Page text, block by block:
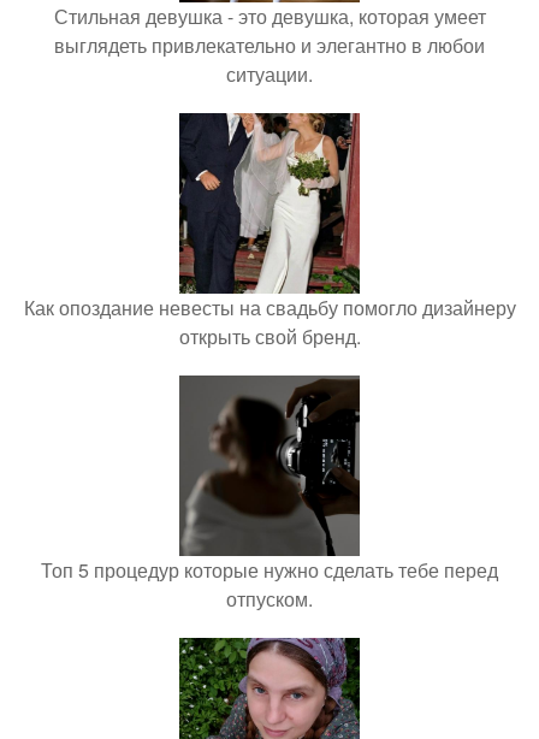
Стильная девушка - это девушка, которая умеет
выглядеть привлекательно и элегантно в любои
ситуации.
Как опоздание невесты на свадьбу помогло дизайнеру
открыть свой бренд.
Топ 5 процедур которые нужно сделать тебе перед
отпуском.